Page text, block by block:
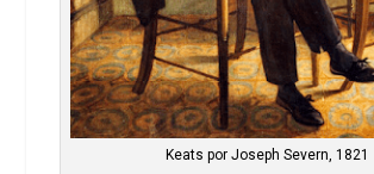
Keats por Joseph Severn, 1821